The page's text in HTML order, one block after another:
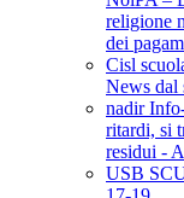
religione
dei
Cisl
News dal
nadir
ritardi, si
residui -
USB